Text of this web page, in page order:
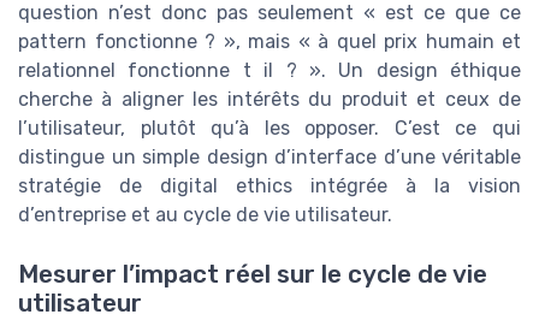
question n’est donc pas seulement « est ce que ce
pattern fonctionne ? », mais « à quel prix humain et
relationnel fonctionne t il ? ». Un design éthique
cherche à aligner les intérêts du produit et ceux de
l’utilisateur, plutôt qu’à les opposer. C’est ce qui
distingue un simple design d’interface d’une véritable
stratégie de digital ethics intégrée à la vision
d’entreprise et au cycle de vie utilisateur.
Mesurer l’impact réel sur le cycle de vie
utilisateur